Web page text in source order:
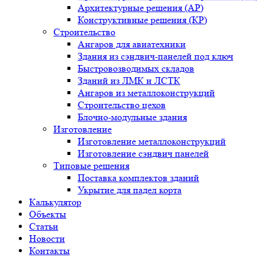
Архитектурные решения (АР)
Конструктивные решения (КР)
Строительство
Ангаров для авиатехники
Здания из сэндвич-панелей под ключ
Быстровозводимых складов
Зданий из ЛМК и ЛСТК
Ангаров из металлоконструкций
Строительство цехов
Блочно-модульные здания
Изготовление
Изготовление металлоконструкций
Изготовление сэндвич панелей
Типовые решения
Поставка комплектов зданий
Укрытие для падел корта
Калькулятор
Объекты
Статьи
Новости
Контакты